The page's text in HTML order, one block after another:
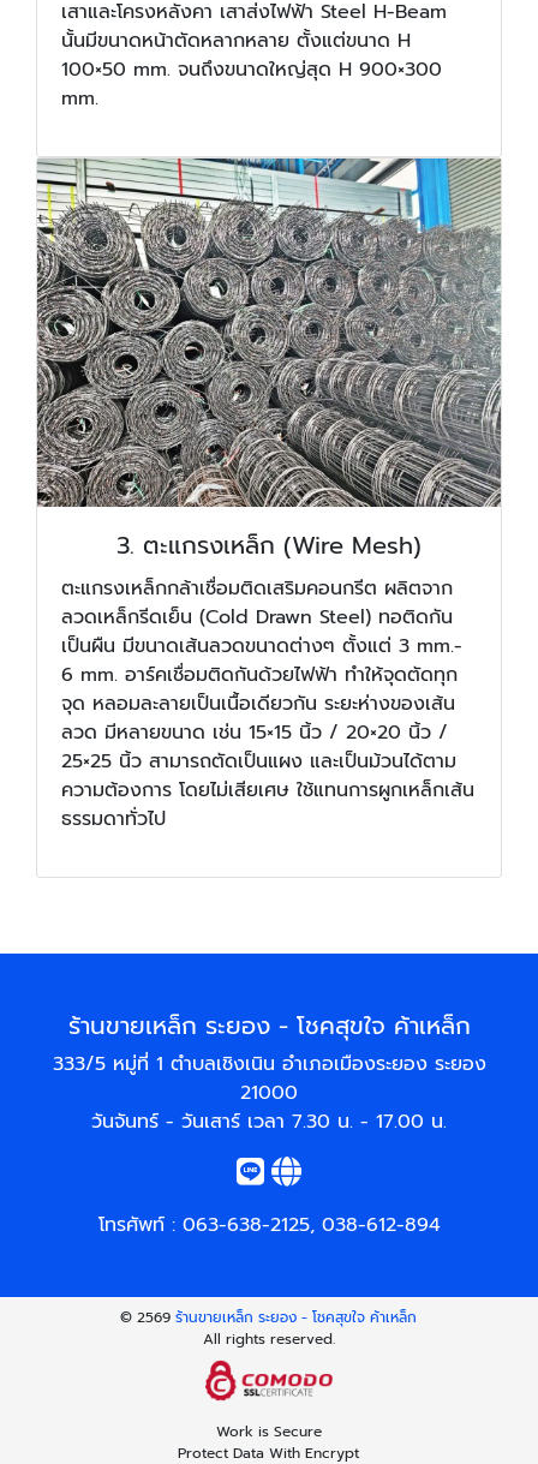
เสาและโครงหลังคา เสาส่งไฟฟ้า Steel H-Beam
นั้นมีขนาดหน้าตัดหลากหลาย ตั้งแต่ขนาด H
100×50 mm. จนถึงขนาดใหญ่สุด H 900×300
mm.
3. ตะแกรงเหล็ก (Wire Mesh)
ตะแกรงเหล็กกล้าเชื่อมติดเสริมคอนกรีต ผลิตจาก
ลวดเหล็กรีดเย็น (Cold Drawn Steel) ทอติดกัน
เป็นผืน มีขนาดเส้นลวดขนาดต่างๆ ตั้งแต่ 3 mm.-
6 mm. อาร์คเชื่อมติดกันด้วยไฟฟ้า ทำให้จุดตัดทุก
จุด หลอมละลายเป็นเนื้อเดียวกัน ระยะห่างของเส้น
ลวด มีหลายขนาด เช่น 15×15 นิ้ว / 20×20 นิ้ว /
25×25 นิ้ว สามารถตัดเป็นแผง และเป็นม้วนได้ตาม
ความต้องการ โดยไม่เสียเศษ ใช้แทนการผูกเหล็กเส้น
ธรรมดาทั่วไป
ร้านขายเหล็ก ระยอง - โชคสุขใจ ค้าเหล็ก
333/5 หมู่ที่ 1 ตำบลเชิงเนิน อำเภอเมืองระยอง ระยอง
21000
วันจันทร์ - วันเสาร์ เวลา 7.30 น. - 17.00 น.
โทรศัพท์ : 063-638-2125, 038-612-894
© 2569ร้านขายเหล็ก ระยอง - โชคสุขใจ ค้าเหล็ก
All rights reserved.
Work is Secure
Protect Data With Encrypt